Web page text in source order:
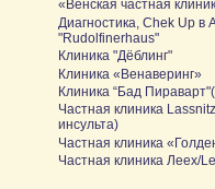
«Венская частная
Диагностика, Chek Up в
"Rudolfinerhaus"
Клиника "Дёблинг"
Клиника «Венаверинг»
Клиника “Бад
Частная клиника
инсульта)
Частная клиника
Частная клиника Леех/